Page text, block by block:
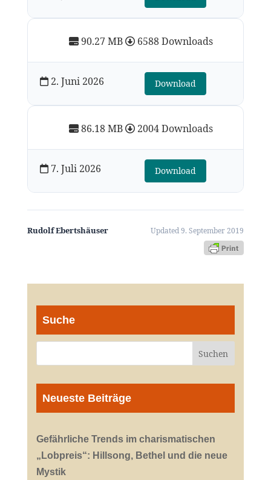
86.18 MB 2004 Downloads
7. Juli 2026 Download
90.27 MB 6588 Downloads
2. Juni 2026 Download
Rudolf Ebertshäuser Updated 9. September 2019
Suche
Neueste Beiträge
Gefährliche Trends im charismatischen
„Lobpreis“: Hillsong, Bethel und die neue
Mystik